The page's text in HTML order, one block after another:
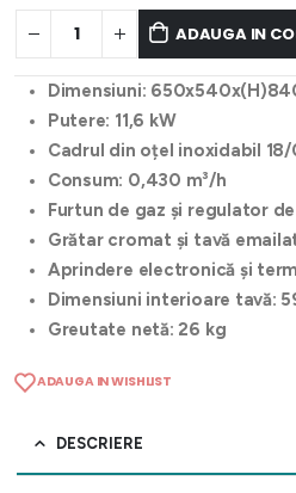
ADAUGA IN
Dimensiuni:
Putere: 11,6 kW
Cadrul din oțel inoxidabil 18/
Consum: 0,430 m³/h
Furtun de gaz și regulator
Grătar cromat și tavă
Aprindere electronică și
Dimensiuni interioare tavă:
Greutate netă: 26 kg
ADAUGA IN WISHLIST
DESCRIERE